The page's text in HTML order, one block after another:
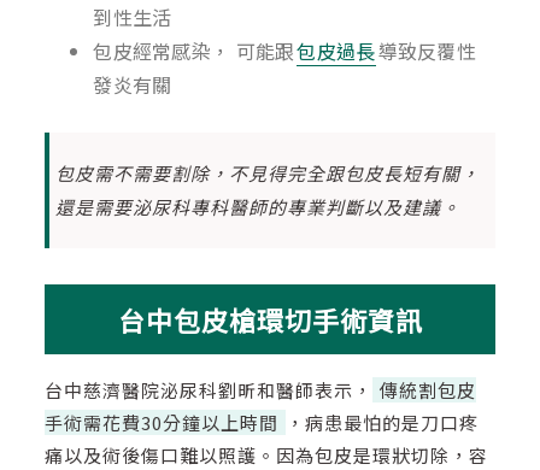
到性生活
包皮經常感染， 可能跟包皮過長導致反覆性
發炎有關
包皮需不需要割除，不見得完全跟包皮長短有關，
還是需要泌尿科專科醫師的專業判斷以及建議。
台中包皮槍環切手術資訊
台中慈濟醫院泌尿科劉昕和醫師表示，
傳統割包皮
手術需花費30分鐘以上時間
，病患最怕的是刀口疼
痛以及術後傷口難以照護。因為包皮是環狀切除，容